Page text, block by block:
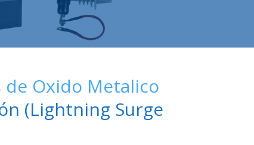
de Oxido Metalico
(Lightning Surge